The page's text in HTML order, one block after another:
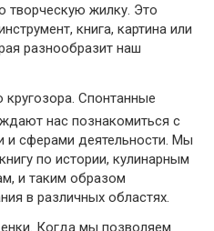
творческую жилку. Это
книга, картина или
разнообразит наш
Спонтанные
нас познакомиться с
и сферами деятельности. Мы
по истории, кулинарным
и таким образом
в различных областях.
Когда мы позволяем